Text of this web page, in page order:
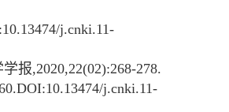
j.cnki.11-
学报,2020,22(02):268-278.
j.cnki.11-